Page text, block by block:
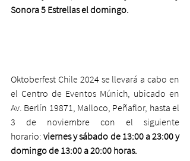
Sonora 5 Estrellas el domingo.
Oktoberfest Chile 2024 se llevará a cabo en
el Centro de Eventos Múnich, ubicado en
Av. Berlín 19871, Malloco, Peñaflor, hasta el
3 de noviembre con el siguiente
horario: viernes y sábado de 13:00 a 23:00 y
domingo de 13:00 a 20:00 horas.